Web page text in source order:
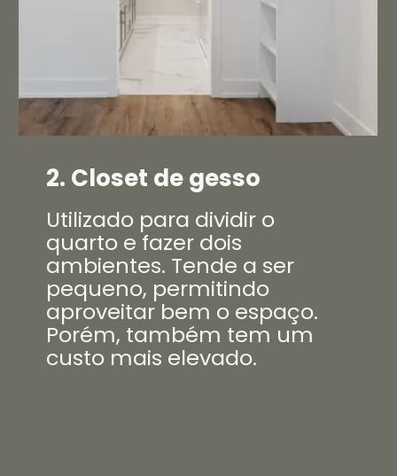
Utilizado para dividir o
quarto e fazer dois
ambientes. Tende a ser
pequeno, permitindo
aproveitar bem o espaço.
Porém, também tem um
custo mais elevado.
2. Closet de gesso